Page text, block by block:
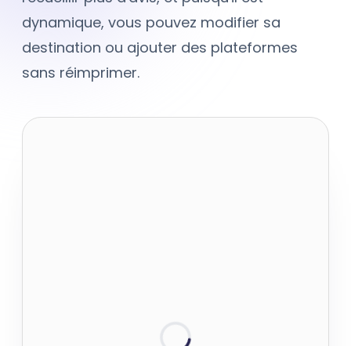
dynamique, vous pouvez modifier sa
destination ou ajouter des plateformes
sans réimprimer.